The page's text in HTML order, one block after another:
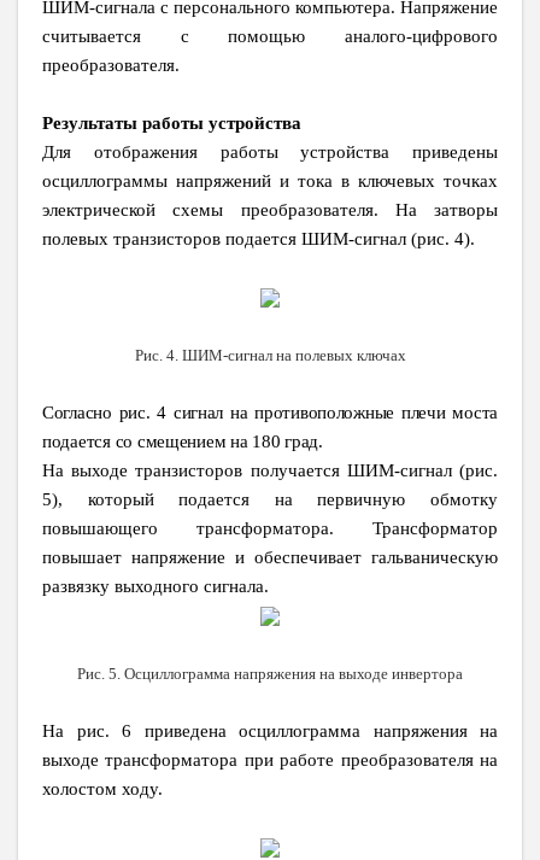
ШИМ-сигнала с персонального компьютера. Напряжение
считывается с помощью аналого-цифрового
преобразователя.
Результаты работы устройства
Для отображения работы устройства приведены
осциллограммы напряжений и тока в ключевых точках
электрической схемы преобразователя. На затворы
полевых транзисторов подается ШИМ-сигнал (рис. 4).
Рис. 4. ШИМ-сигнал на полевых ключах
Согласно рис. 4 сигнал на противоположные плечи моста
подается со смещением на 180 град.
На выходе транзисторов получается ШИМ-сигнал (рис.
5), который подается на первичную обмотку
повышающего трансформатора. Трансформатор
повышает напряжение и обеспечивает гальваническую
развязку выходного сигнала.
Рис. 5. Осциллограмма напряжения на выходе инвертора
На рис. 6 приведена осциллограмма напряжения на
выходе трансформатора при работе преобразователя на
холостом ходу.